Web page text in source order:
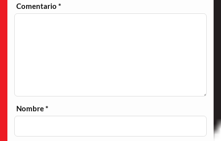
Comentario*
Nombre*